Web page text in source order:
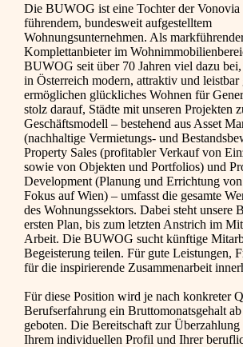
Die BUWOG ist eine Tochter der Vonovia
führendem, bundesweit aufgestelltem
Wohnungsunternehmen. Als
Komplettanbieter im
BUWOG seit über 70 Jahren viel dazu bei,
in Österreich modern, attraktiv und
ermöglichen glückliches Wohnen für
stolz darauf, Städte mit unseren Projekten
Geschäftsmodell – bestehend aus Asset
(nachhaltige Vermietungs- und
Property Sales (profitabler Verkauf von
sowie von Objekten und Portfolios) und
Development (Planung und Errichtung
Fokus auf Wien) – umfasst die gesamte
des Wohnungssektors. Dabei steht unsere
ersten Plan, bis zum letzten Anstrich im
Arbeit. Die BUWOG sucht künftige
Begeisterung teilen. Für gute Leistungen,
für die inspirierende Zusammenarbeit
Für diese Position wird je nach konkreter
Berufserfahrung ein Bruttomonatsgehalt
geboten. Die Bereitschaft zur
Ihrem individuellen Profil und Ihrer